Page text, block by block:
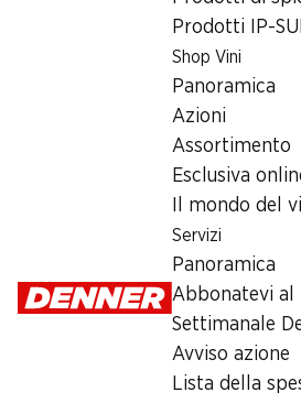
Prodotti IP-
Shop Vini
Panoramica
Azioni
Assortimento
Esclusiva
Il mondo del
Servizi
Panoramica
Abbonatevi al
Settimanale
Avviso azione
Lista della
1021436
Altri clienti hanno